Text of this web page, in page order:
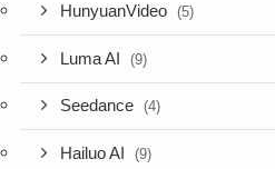
HunyuanVideo (5)
Luma AI (9)
Seedance (4)
Hailuo AI (9)